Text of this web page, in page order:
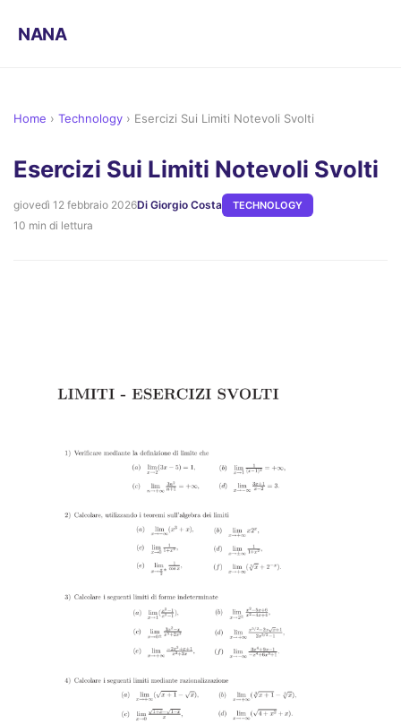
NANA
Home › Technology › Esercizi Sui Limiti Notevoli Svolti
Esercizi Sui Limiti Notevoli Svolti
giovedì 12 febbraio 2026Di Giorgio Costa TECHNOLOGY
10 min di lettura